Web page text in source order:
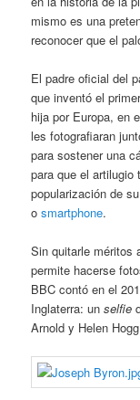
mismo es una
reconocer que el
El padre oficial del
que inventó el
hija por Europa, en
les fotografiaran
para sostener una
para que el
popularización de
osmartphone.
Sin quitarle méritos
permite hacerse
BBC contó en el
Inglaterra: unselfie
Arnold y Helen